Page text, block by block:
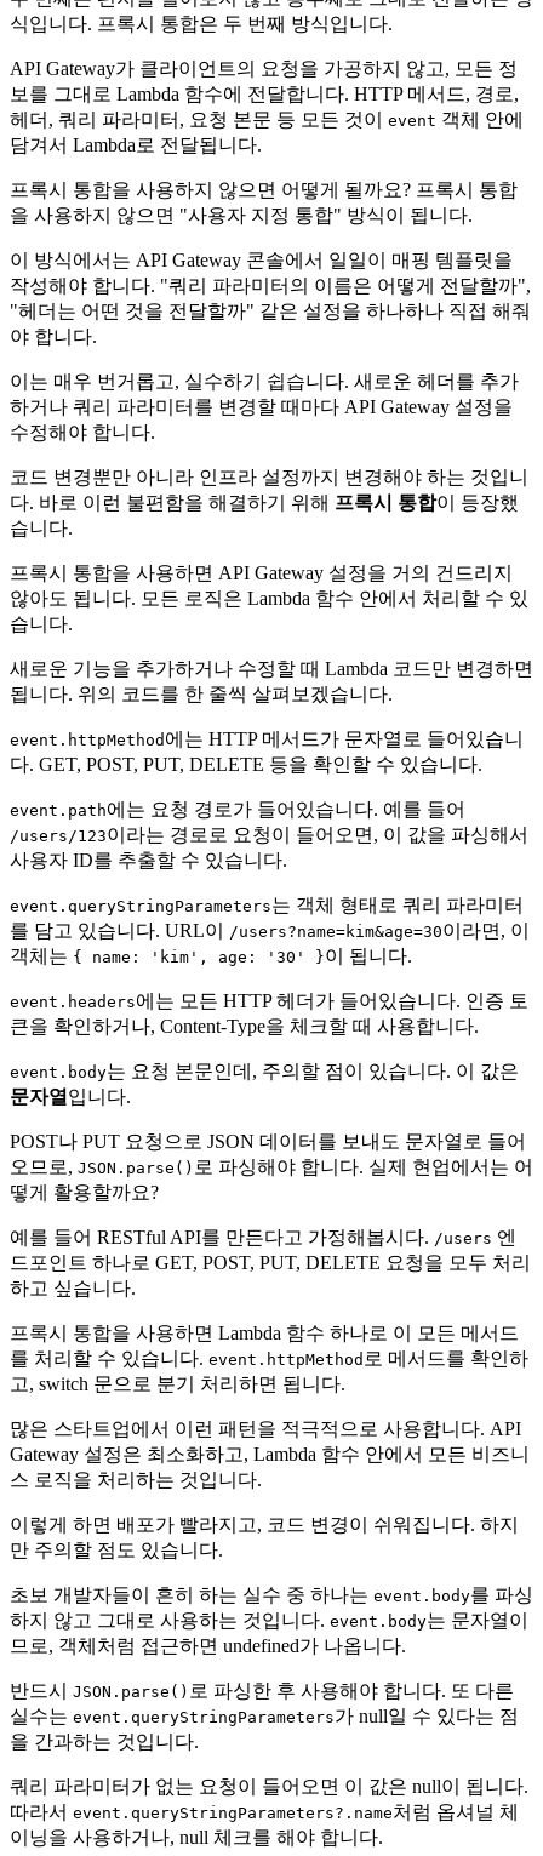
식입니다. 프록시 통합은 두 번째 방식입니다.
API Gateway가 클라이언트의 요청을 가공하지 않고, 모든 정
보를 그대로 Lambda 함수에 전달합니다. HTTP 메서드, 경로,
헤더, 쿼리 파라미터, 요청 본문 등 모든 것이 event 객체 안에
담겨서 Lambda로 전달됩니다.
프록시 통합을 사용하지 않으면 어떻게 될까요? 프록시 통합
을 사용하지 않으면 "사용자 지정 통합" 방식이 됩니다.
이 방식에서는 API Gateway 콘솔에서 일일이 매핑 템플릿을
작성해야 합니다. "쿼리 파라미터의 이름은 어떻게 전달할까",
"헤더는 어떤 것을 전달할까" 같은 설정을 하나하나 직접 해줘
야 합니다.
이는 매우 번거롭고, 실수하기 쉽습니다. 새로운 헤더를 추가
하거나 쿼리 파라미터를 변경할 때마다 API Gateway 설정을
수정해야 합니다.
코드 변경뿐만 아니라 인프라 설정까지 변경해야 하는 것입니
다. 바로 이런 불편함을 해결하기 위해 프록시 통합이 등장했
습니다.
프록시 통합을 사용하면 API Gateway 설정을 거의 건드리지
않아도 됩니다. 모든 로직은 Lambda 함수 안에서 처리할 수 있
습니다.
새로운 기능을 추가하거나 수정할 때 Lambda 코드만 변경하면
됩니다. 위의 코드를 한 줄씩 살펴보겠습니다.
event.httpMethod 에는 HTTP 메서드가 문자열로 들어있습니
다. GET, POST, PUT, DELETE 등을 확인할 수 있습니다.
event.path에는 요청 경로가 들어있습니다. 예를 들어
/users/123이라는 경로로 요청이 들어오면, 이 값을 파싱해서
사용자 ID를 추출할 수 있습니다.
event.queryStringParameters는 객체 형태로 쿼리 파라미터
를 담고 있습니다. URL이
/users?name=kim&age=30이라면, 이
객체는 { name: 'kim', age: '30' }이 됩니다.
event.headers에는 모든 HTTP 헤더가 들어있습니다. 인증 토
큰을 확인하거나, Content-Type을 체크할 때 사용합니다.
event.body는 요청 본문인데, 주의할 점이 있습니다. 이 값은
문자열 입니다.
POST나 PUT 요청으로 JSON 데이터를 보내도 문자열로 들어
오므로, JSON.parse() 로 파싱해야 합니다. 실제 현업에서는 어
떻게 활용할까요?
예를 들어 RESTful API를 만든다고 가정해봅시다. /users 엔
드포인트 하나로 GET, POST, PUT, DELETE 요청을 모두 처리
하고 싶습니다.
프록시 통합을 사용하면 Lambda 함수 하나로 이 모든 메서드
를 처리할 수 있습니다. event.httpMethod 로 메서드를 확인하
고, switch 문으로 분기 처리하면 됩니다.
많은 스타트업에서 이런 패턴을 적극적으로 사용합니다. API
Gateway 설정은 최소화하고, Lambda 함수 안에서 모든 비즈니
스 로직을 처리하는 것입니다.
이렇게 하면 배포가 빨라지고, 코드 변경이 쉬워집니다. 하지
만 주의할 점도 있습니다.
초보 개발자들이 흔히 하는 실수 중 하나는 event.body를 파싱
하지 않고 그대로 사용하는 것입니다. event.body는 문자열이
므로, 객체처럼 접근하면 undefined가 나옵니다.
반드시 JSON.parse() 로 파싱한 후 사용해야 합니다. 또 다른
실수는 event.queryStringParameters가 null일 수 있다는 점
을 간과하는 것입니다.
쿼리 파라미터가 없는 요청이 들어오면 이 값은 null이 됩니다.
따라서 event.queryStringParameters?.name처럼 옵셔널 체
이닝을 사용하거나, null 체크를 해야 합니다.